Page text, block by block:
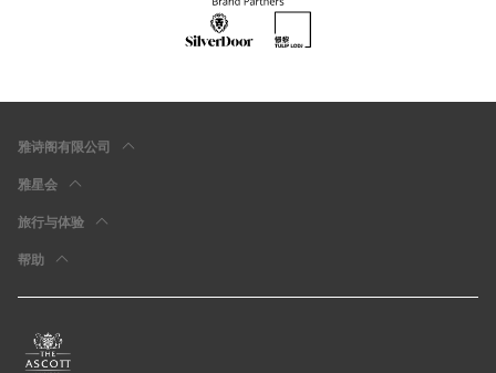
雅诗阁有限公司
雅星会
旅行与体验
帮助